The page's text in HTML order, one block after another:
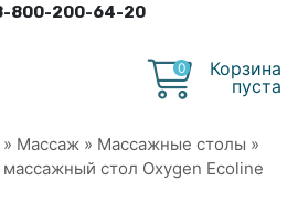
800-200-64-20
0
Корзина
пуста
» Массаж » Массажные столы »
стол Oxygen Ecoline